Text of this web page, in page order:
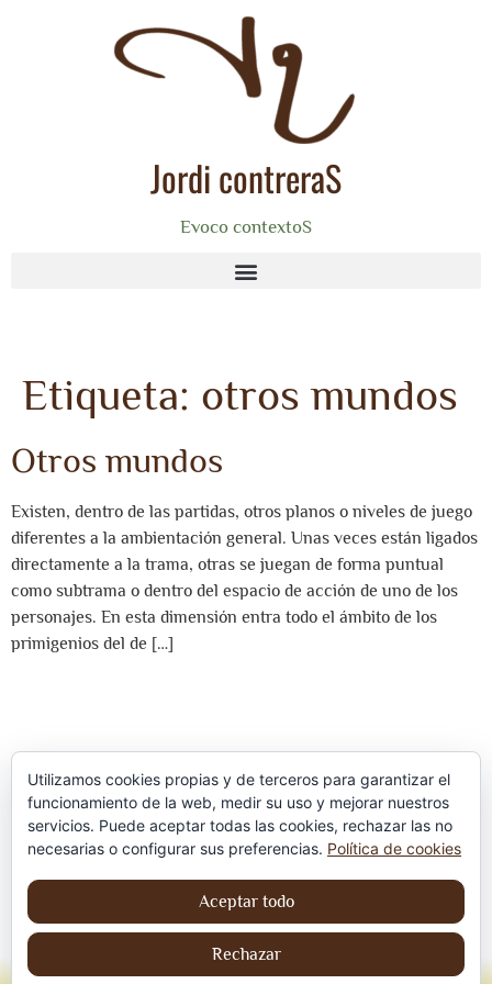
Jordi contreraS
Evoco contextoS
Etiqueta: otros mundos
Otros mundos
Existen, dentro de las partidas, otros planos o niveles de juego
diferentes a la ambientación general. Unas veces están ligados
directamente a la trama, otras se juegan de forma puntual
como subtrama o dentro del espacio de acción de uno de los
personajes. En esta dimensión entra todo el ámbito de los
primigenios del de […]
Política de privacidad
Aviso Legal
Política de cookies
Utilizamos cookies propias y de terceros para garantizar el
funcionamiento de la web, medir su uso y mejorar nuestros
servicios. Puede aceptar todas las cookies, rechazar las no
necesarias o configurar sus preferencias. Política de cookies
Aceptar todo
Rechazar